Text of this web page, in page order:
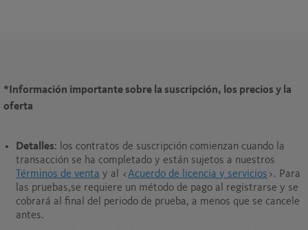
* Información importante sobre la suscripción, los precios y la
oferta
Detalles: los contratos de suscripción comienzan cuando la
transacción se ha completado y están sujetos a nuestros
Términos de venta y al <Acuerdo de licencia y servicios >. Para
las pruebas,se requiere un método de pago al registrarse y se
cobrará al final del periodo de prueba, a menos que se cancele
antes.